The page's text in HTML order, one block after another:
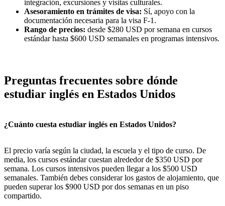
integración, excursiones y visitas culturales.
Asesoramiento en trámites de visa: Sí, apoyo con la
documentación necesaria para la visa F-1.
Rango de precios: desde $280 USD por semana en cursos
estándar hasta $600 USD semanales en programas intensivos.
Preguntas frecuentes sobre dónde
estudiar inglés en Estados Unidos
¿Cuánto cuesta estudiar inglés en Estados Unidos?
El precio varía según la ciudad, la escuela y el tipo de curso. De
media, los cursos estándar cuestan alrededor de $350 USD por
semana. Los cursos intensivos pueden llegar a los $500 USD
semanales. También debes considerar los gastos de alojamiento, que
pueden superar los $900 USD por dos semanas en un piso
compartido.